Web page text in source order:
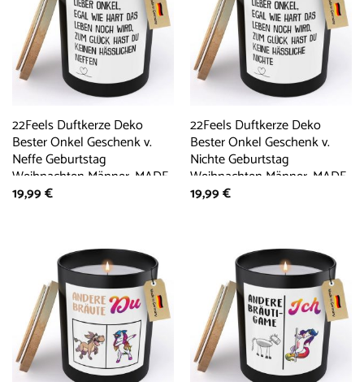
22Feels Duftkerze Deko
Bester Onkel Geschenk v.
Neffe Geburtstag
Weihnachten Männer, MADE
IN GERMANY, Europäisches
19,99€
22Feels Duftkerze Deko
Bester Onkel Geschenk v.
Nichte Geburtstag
Weihnachten Männer, MADE
IN GERMANY, Europäisches
19,99€